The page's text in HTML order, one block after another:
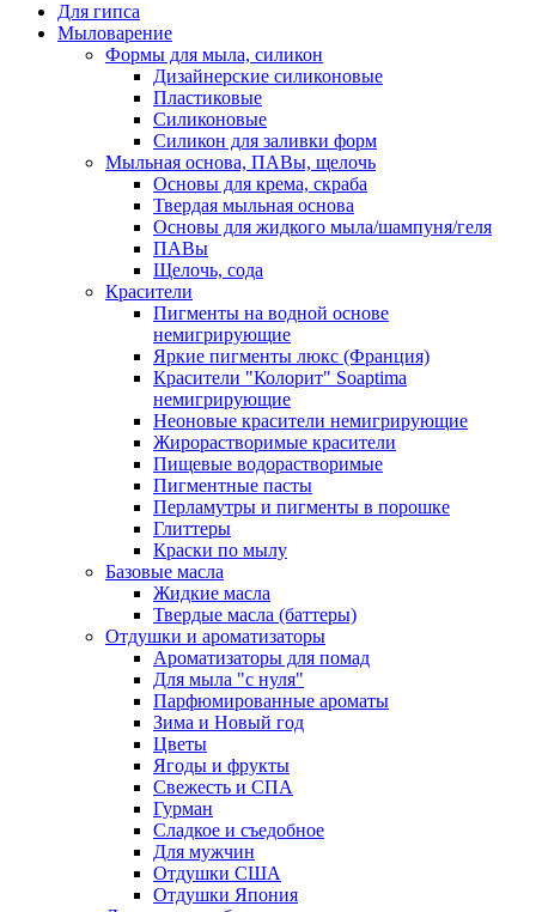
Для гипса
Мыловарение
Формы для мыла, силикон
Дизайнерские силиконовые
Пластиковые
Силиконовые
Силикон для заливки форм
Мыльная основа, ПАВы, щелочь
Основы для крема, скраба
Твердая мыльная основа
Основы для жидкого мыла/шампуня/геля
ПАВы
Щелочь, сода
Красители
Пигменты на водной основе
немигрирующие
Яркие пигменты люкс (Франция)
Красители "Колорит" Soaptima
немигрирующие
Неоновые красители немигрирующие
Жирорастворимые красители
Пищевые водорастворимые
Пигментные пасты
Перламутры и пигменты в порошке
Глиттеры
Краски по мылу
Базовые масла
Жидкие масла
Твердые масла (баттеры)
Отдушки и ароматизаторы
Ароматизаторы для помад
Для мыла "с нуля"
Парфюмированные ароматы
Зима и Новый год
Цветы
Ягоды и фрукты
Свежесть и СПА
Гурман
Сладкое и съедобное
Для мужчин
Отдушки США
Отдушки Япония